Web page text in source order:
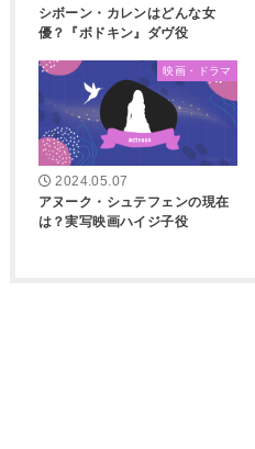
シボーン・カレンはどんな女
優？『ボドキン』ダヴ役
映画・ドラマ
2024.05.07
アヌーク・シュテフェンの現在
は？実写映画ハイジ子役